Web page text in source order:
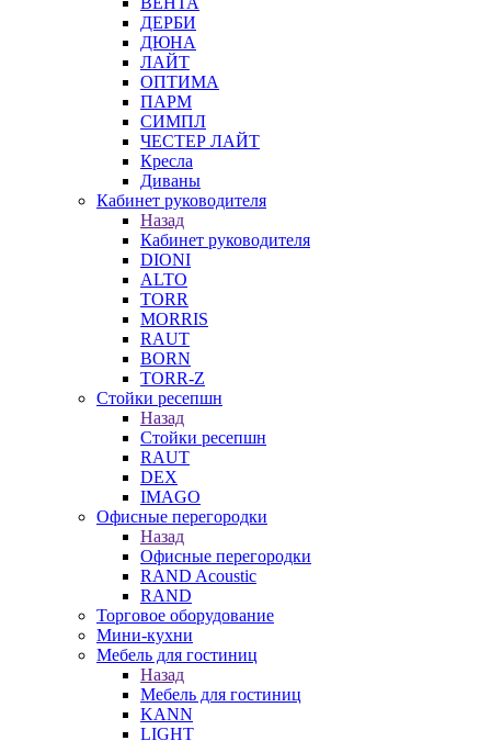
ДЕРБИ
ДЮНА
ЛАЙТ
ОПТИМА
ПАРМ
СИМПЛ
ЧЕСТЕР ЛАЙТ
Кресла
Диваны
Кабинет руководителя
Назад
Кабинет руководителя
DIONI
ALTO
TORR
MORRIS
RAUT
BORN
TORR-Z
Стойки ресепшн
Назад
Стойки ресепшн
RAUT
DEX
IMAGO
Офисные перегородки
Назад
Офисные перегородки
RAND Acoustic
RAND
Торговое оборудование
Мини-кухни
Мебель для гостиниц
Назад
Мебель для гостиниц
KANN
LIGHT